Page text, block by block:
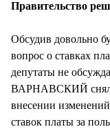
Правительство
Обсудив довольно
вопрос о ставках
депутаты не
ВАРНАВСКИЙ снял с
внесении
ставок платы за